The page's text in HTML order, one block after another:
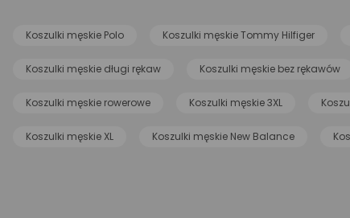
Koszulki męskie Polo Koszulki męskie Tommy Hilfiger
Koszulki męskie długi rękaw Koszulki męskie bez rękawów
Koszulki męskie rowerowe Koszulki męskie 3XL
Koszulki męskie XL Koszulki męskie New Balance